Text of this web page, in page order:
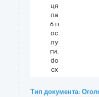
ця
ла
б п
ос
лу
ги.
do
cx
Тип документа: